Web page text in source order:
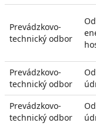
Prevádzkovo-
technický odbor
Prevádzkovo-
technický odbor
Prevádzkovo-
technický odbor